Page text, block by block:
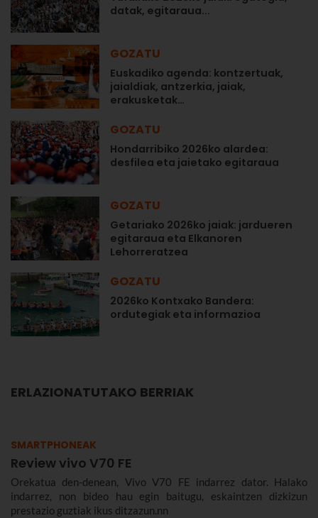
datak, egitaraua...
GOZATU
Euskadiko agenda: kontzertuak,
jaialdiak, antzerkia, jaiak,
erakusketak…
GOZATU
Hondarribiko 2026ko alardea:
desfilea eta jaietako egitaraua
GOZATU
Getariako 2026ko jaiak: jardueren
egitaraua eta Elkanoren
Lehorreratzea
GOZATU
2026ko Kontxako Bandera:
ordutegiak eta informazioa
ERLAZIONATUTAKO BERRIAK
SMARTPHONEAK
Review vivo V70 FE
Orekatua den-denean, Vivo V70 FE indarrez dator. Halako
indarrez, non bideo hau egin baitugu, eskaintzen dizkizun
prestazio guztiak ikus ditzazun.nn